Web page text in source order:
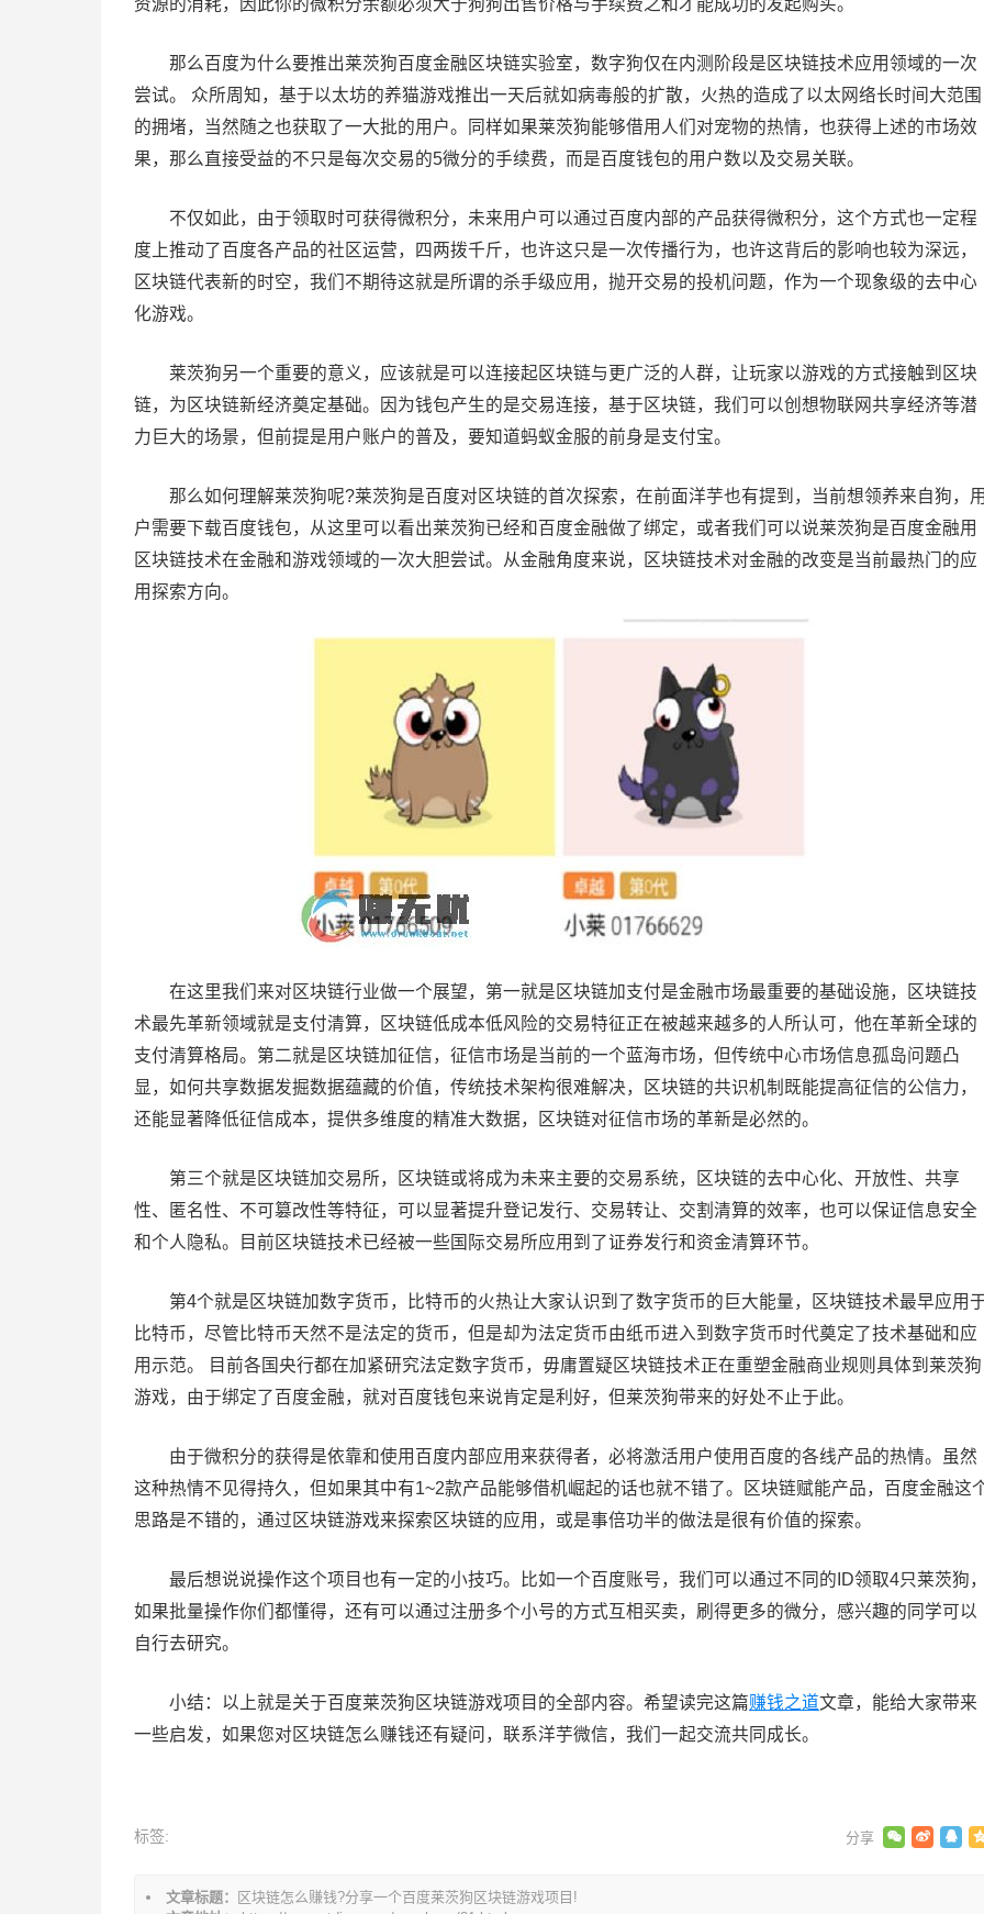
资源的消耗，因此你的微积分余额必须大于狗狗出售价格与手续费之和才能成功的发起购买。
那么百度为什么要推出莱茨狗百度金融区块链实验室，数字狗仅在内测阶段是区块链技术应用领域的一次
尝试。 众所周知，基于以太坊的养猫游戏推出一天后就如病毒般的扩散，火热的造成了以太网络长时间大范围
的拥堵，当然随之也获取了一大批的用户。同样如果莱茨狗能够借用人们对宠物的热情，也获得上述的市场效
果，那么直接受益的不只是每次交易的5微分的手续费，而是百度钱包的用户数以及交易关联。
不仅如此，由于领取时可获得微积分，未来用户可以通过百度内部的产品获得微积分，这个方式也一定程
度上推动了百度各产品的社区运营，四两拨千斤，也许这只是一次传播行为，也许这背后的影响也较为深远，
区块链代表新的时空，我们不期待这就是所谓的杀手级应用，抛开交易的投机问题，作为一个现象级的去中心
化游戏。
莱茨狗另一个重要的意义，应该就是可以连接起区块链与更广泛的人群，让玩家以游戏的方式接触到区块
链，为区块链新经济奠定基础。因为钱包产生的是交易连接，基于区块链，我们可以创想物联网共享经济等潜
力巨大的场景，但前提是用户账户的普及，要知道蚂蚁金服的前身是支付宝。
那么如何理解莱茨狗呢?莱茨狗是百度对区块链的首次探索，在前面洋芋也有提到，当前想领养来自狗，
户需要下载百度钱包，从这里可以看出莱茨狗已经和百度金融做了绑定，或者我们可以说莱茨狗是百度金融用
区块链技术在金融和游戏领域的一次大胆尝试。从金融角度来说，区块链技术对金融的改变是当前最热门的应
用探索方向。
在这里我们来对区块链行业做一个展望，第一就是区块链加支付是金融市场最重要的基础设施，区块链技
术最先革新领域就是支付清算，区块链低成本低风险的交易特征正在被越来越多的人所认可，他在革新全球的
支付清算格局。第二就是区块链加征信，征信市场是当前的一个蓝海市场，但传统中心市场信息孤岛问题凸
显，如何共享数据发掘数据蕴藏的价值，传统技术架构很难解决，区块链的共识机制既能提高征信的公信力，
还能显著降低征信成本，提供多维度的精准大数据，区块链对征信市场的革新是必然的。
第三个就是区块链加交易所，区块链或将成为未来主要的交易系统，区块链的去中心化、开放性、共享
性、匿名性、不可篡改性等特征，可以显著提升登记发行、交易转让、交割清算的效率，也可以保证信息安全
和个人隐私。目前区块链技术已经被一些国际交易所应用到了证券发行和资金清算环节。
第4个就是区块链加数字货币，比特币的火热让大家认识到了数字货币的巨大能量，区块链技术最早应用
比特币，尽管比特币天然不是法定的货币，但是却为法定货币由纸币进入到数字货币时代奠定了技术基础和应
用示范。 目前各国央行都在加紧研究法定数字货币，毋庸置疑区块链技术正在重塑金融商业规则具体到莱茨狗
游戏，由于绑定了百度金融，就对百度钱包来说肯定是利好，但莱茨狗带来的好处不止于此。
由于微积分的获得是依靠和使用百度内部应用来获得者，必将激活用户使用百度的各线产品的热情。虽然
这种热情不见得持久，但如果其中有1~2款产品能够借机崛起的话也就不错了。区块链赋能产品，百度金融这
思路是不错的，通过区块链游戏来探索区块链的应用，或是事倍功半的做法是很有价值的探索。
最后想说说操作这个项目也有一定的小技巧。比如一个百度账号，我们可以通过不同的ID领取4只莱茨狗
如果批量操作你们都懂得，还有可以通过注册多个小号的方式互相买卖，刷得更多的微分，感兴趣的同学可以
自行去研究。
小结：以上就是关于百度莱茨狗区块链游戏项目的全部内容。希望读完这篇赚钱之道文章，能给大家带来
一些启发，如果您对区块链怎么赚钱还有疑问，联系洋芋微信，我们一起交流共同成长。
导
标签:
文章标题：
区块链怎么赚钱?分享一个百度莱茨狗区块链游戏项目!